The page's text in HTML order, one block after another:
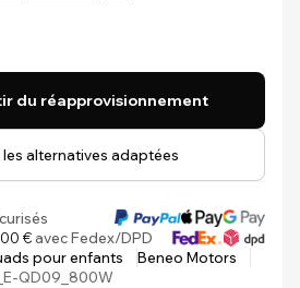
du réapprovisionnement
les alternatives adaptées
€avec Fedex/DPD
pour enfants
Beneo Motors
QD09_800W